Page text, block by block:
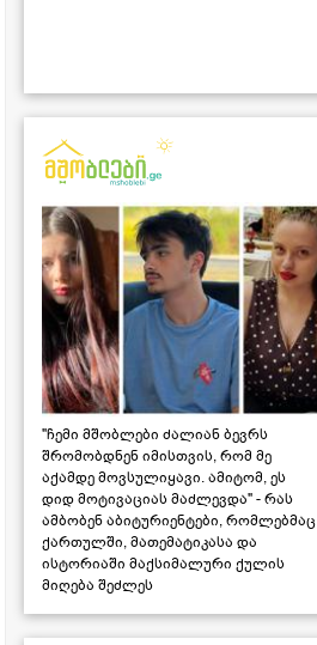
"ჩემი მშობლები ძალიან ბევრს
შრომობდნენ იმისთვის, რომ მე
აქამდე მოვსულიყავი. ამიტომ, ეს
დიდ მოტივაციას მაძლევდა" - რას
ამბობენ აბიტურიენტები, რომლებმაც
ქართულში, მათემატიკასა და
ისტორიაში მაქსიმალური ქულის
მიღება შეძლეს